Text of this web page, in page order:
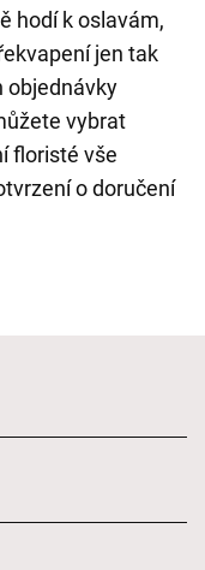
hodí k oslavám,
jen tak
objednávky
vybrat
floristé vše
o doručení